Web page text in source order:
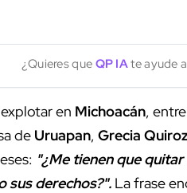
¿Quieres que QP IAte ayude
en Michoacán,
de Uruapan, Grecia
"¿Me tienen que
sus derechos?". La frase